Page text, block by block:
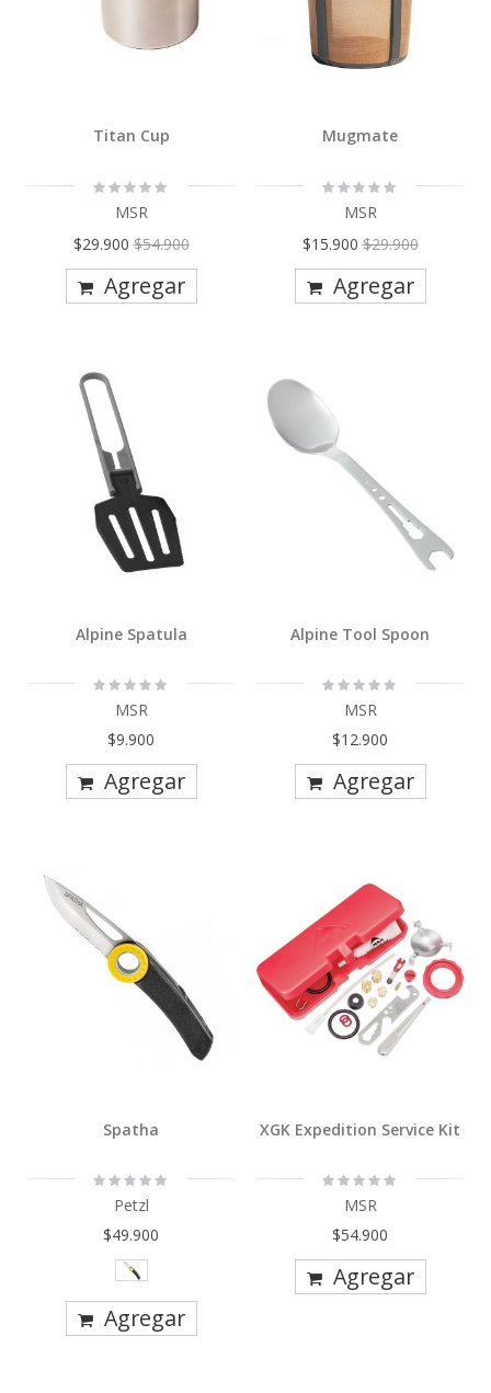
Titan Cup
Rating:
0%
MSR
Precio
$29.900 $54.900
Agregar
Mugmate
Rating:
0%
MSR
Precio
$15.900 $29.900
Agregar
Alpine Spatula
Rating:
0%
MSR
$9.900
Agregar
Alpine Tool Spoon
Rating:
0%
MSR
$12.900
Agregar
Spatha
Rating:
Petzl
$49.900
Agregar
XGK Expedition Service Kit
Rating:
MSR
$54.900
Agregar